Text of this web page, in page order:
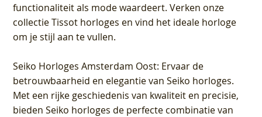
functionaliteit als mode waardeert. Verken onze
collectie Tissot horloges en vind het ideale horloge
om je stijl aan te vullen.
Seiko Horloges Amsterdam Oost: Ervaar de
betrouwbaarheid en elegantie van Seiko horloges.
Met een rijke geschiedenis van kwaliteit en precisie,
bieden Seiko horloges de perfecte combinatie van